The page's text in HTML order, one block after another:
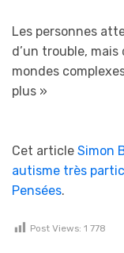
Les personnes
d’un trouble,
mondes
plus »
Cet article Simon
autisme très
Pensées.
Post Views: 1 778